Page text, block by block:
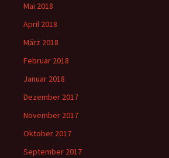
Mai 2018
April 2018
März 2018
Februar 2018
Januar 2018
Dezember 2017
November 2017
Oktober 2017
September 2017